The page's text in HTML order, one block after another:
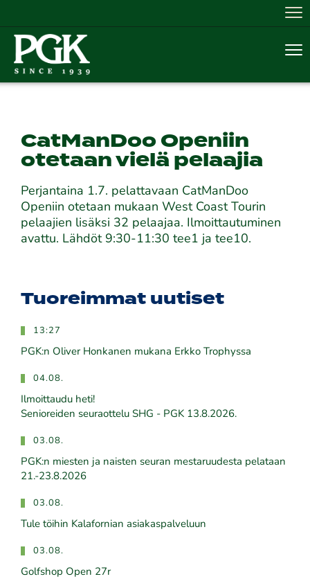
CatManDoo Openiin
otetaan vielä pelaajia
Perjantaina 1.7. pelattavaan CatManDoo
Openiin otetaan mukaan West Coast Tourin
pelaajien lisäksi 32 pelaajaa. Ilmoittautuminen
avattu. Lähdöt 9:30-11:30 tee1 ja tee10.
Tuoreimmat uutiset
13:27
PGK:n Oliver Honkanen mukana Erkko Trophyssa
04.08.
Ilmoittaudu heti!
​​​​​​​Senioreiden seuraottelu SHG - PGK 13.8.2026.
03.08.
PGK:n miesten ja naisten seuran mestaruudesta pelataan
21.-23.8.2026
03.08.
Tule töihin Kalafornian asiakaspalveluun
03.08.
Golfshop Open 27r